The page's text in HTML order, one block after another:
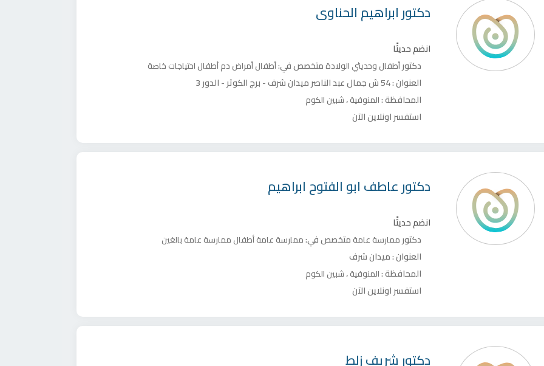
دكتورابراهيم الحناوى
انضم حديثًا
دكتورأطفال وحديثي الولادةمتخصص في:أطفالأمراض دم أطفال احتياجات خاصة
العنوان :54 ش جمال عبد الناصر ميدان شرف - برج الكوثر - الدور 3
المحافظة :المنوفية،شبين الكوم
استفسر اونلاين الآن
دكتورعاطف ابو الفتوح ابراهيم
انضم حديثًا
دكتور ممارسة عامةمتخصص في:ممارسة عامة أطفال ممارسة عامة بالغين
العنوان :ميدان شرف
المحافظة :المنوفية،شبين الكوم
استفسر اونلاين الآن
دكتور شريف زلط